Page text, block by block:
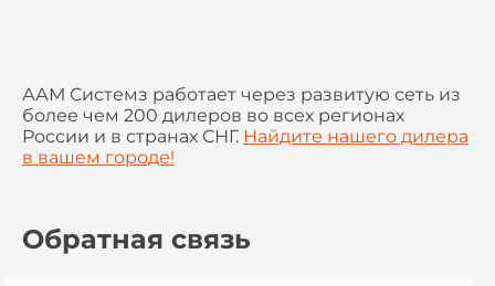
ААМ Системз работает через развитую сеть из
более чем 200 дилеров во всех регионах
России и в странах СНГ. Найдите нашего дилера
в вашем городе!
Обратная связь